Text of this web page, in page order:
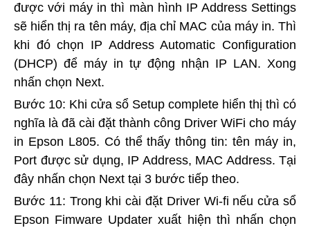
được với máy in thì màn hình IP Address Settings
sẽ hiển thị ra tên máy, địa chỉ MAC của máy in. Thì
khi đó chọn IP Address Automatic Configuration
(DHCP) để máy in tự động nhận IP LAN. Xong
nhấn chọn Next.
Bước 10: Khi cửa sổ Setup complete hiển thị thì có
nghĩa là đã cài đặt thành công Driver WiFi cho máy
in Epson L805. Có thể thấy thông tin: tên máy in,
Port được sử dụng, IP Address, MAC Address. Tại
đây nhấn chọn Next tại 3 bước tiếp theo.
Bước 11: Trong khi cài đặt Driver Wi-fi nếu cửa sổ
Epson Fimware Updater xuất hiện thì nhấn chọn